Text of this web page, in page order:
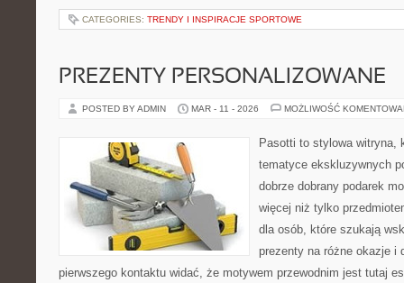
CATEGORIES: TRENDY I INSPIRACJE SPORTOWE
PREZENTY PERSONALIZOWANE
POSTED BY ADMIN MAR - 11 - 2026 MOŻLIWOŚĆ
Pasotti to stylowa witryna,
tematyce ekskluzywnych
dobrze dobrany podarek
więcej niż tylko
dla osób, które szukają
prezenty na różne okazje i
pierwszego kontaktu widać, że motywem przewodnim jest tutaj